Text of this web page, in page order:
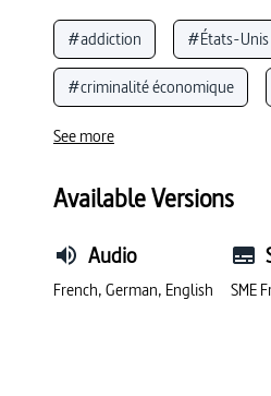
#addiction #États-
#criminalité économique
#crime
#Asie #justice
See more
Available Versions
Audio
French, German, English SME